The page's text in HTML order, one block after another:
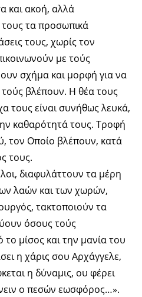
και ακοή, αλλά
τα προσωπικά
τους, χωρίς τον
με τούς
σχήμα και μορφή για να
βλέπουν. Η θέα τους
τους είναι συνήθως λευκά,
καθαρότητά τους. Τροφή
τον Οποίο βλέπουν, κατά
τους.
διαφυλάττουν τα μέρη
λαών και των χωρών,
τακτοποιούν τα
όσους τούς
μίσος και την μανία του
η χάρις σου Αρχάγγελε,
η δύναμις, ου φέρει
ο πεσών εωσφόρος…».